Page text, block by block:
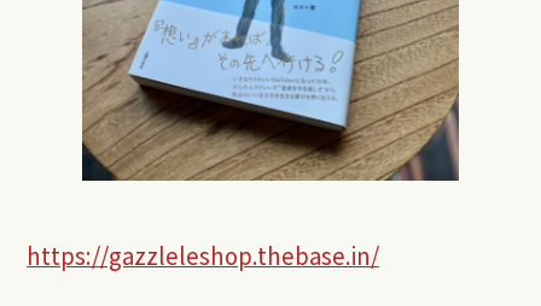
https://gazzleleshop.thebase.in/